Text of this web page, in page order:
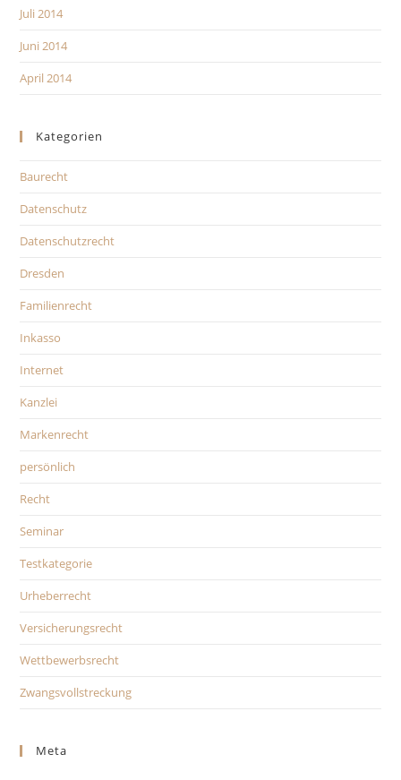
Juli 2014
Juni 2014
April 2014
Kategorien
Baurecht
Datenschutz
Datenschutzrecht
Dresden
Familienrecht
Inkasso
Internet
Kanzlei
Markenrecht
persönlich
Recht
Seminar
Testkategorie
Urheberrecht
Versicherungsrecht
Wettbewerbsrecht
Zwangsvollstreckung
Meta